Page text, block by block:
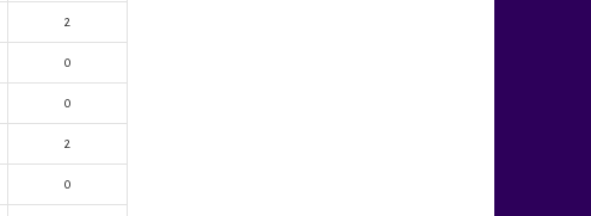
2
0
0
2
0